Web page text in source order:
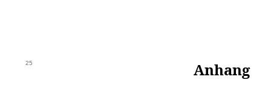
25 Anhang